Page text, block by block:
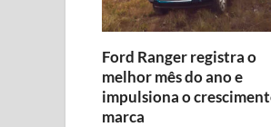
Ford Ranger registra o
melhor mês do ano e
impulsiona o
marca